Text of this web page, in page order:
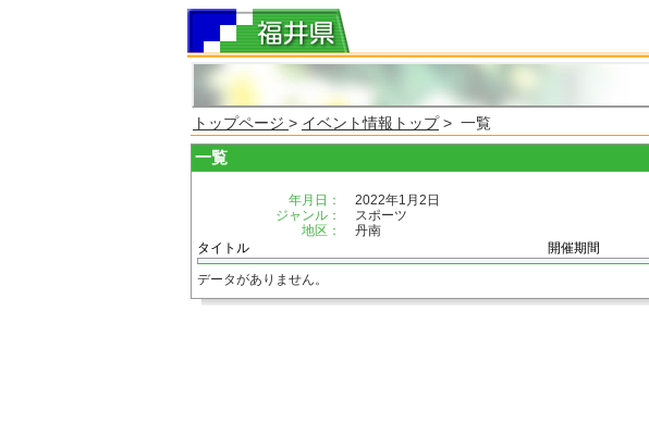
トップページ > イベント情報トップ> 一覧
一覧
年月日：
2022年1月2日
ジャンル：
スポーツ
地区：
丹南
タイトル
開催期間
データがありません。